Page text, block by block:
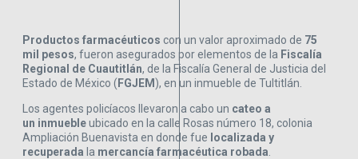
Productos farmacéuticos con un valor aproximado de 75
mil pesos, fueron asegurados por elementos de la Fiscalía
Regional de Cuautitlán, de la Fiscalía General de Justicia del
Estado de México (FGJEM), en un inmueble de Tultitlán.
Los agentes policíacos llevaron a cabo un cateo a
un inmuebleubicado en la calle Rosas número 18, colonia
Ampliación Buenavista en donde fue localizada y
recuperada la mercancía farmacéutica robada